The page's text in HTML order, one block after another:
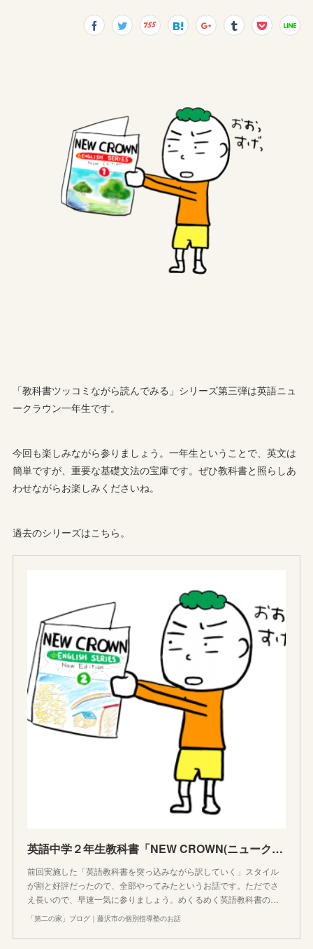
「教科書ツッコミながら読んでみる」シリーズ第三弾は英語ニュ
ークラウン一年生です。
今回も楽しみながら参りましょう。一年生ということで、英文は
簡単ですが、重要な基礎文法の宝庫です。ぜひ教科書と照らしあ
わせながらお楽しみくださいね。
過去のシリーズはこちら。
英語中学２年生教科書「NEW CROWN(ニュークラウン)」へ突っ込みながら日本語訳(和訳)していく
前回実施した「英語教科書を突っ込みながら訳していく」スタイル
が割と好評だったので、全部やってみたというお話です。ただでさ
え長いので、早速一気に参りましょう。めくるめく英語教科書の…
「第二の家」ブログ｜藤沢市の個別指導塾のお話